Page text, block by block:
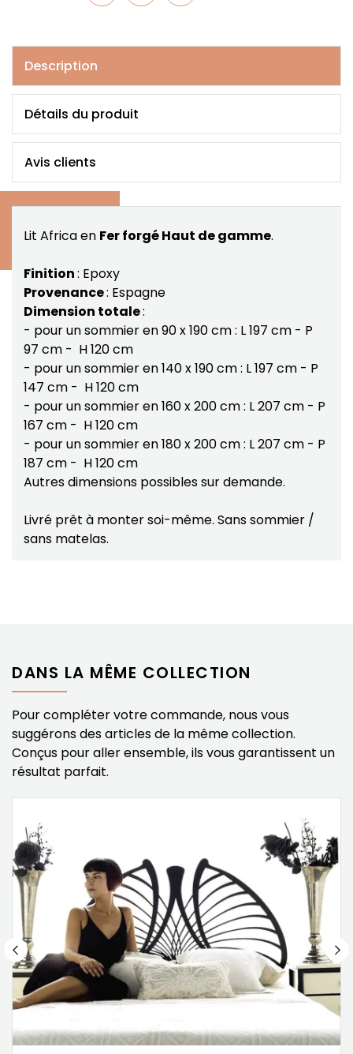
Description
Lit Africa en Fer forgé Haut de gamme.
Finition: Epoxy
Provenance: Espagne
Dimension totale:
- pour un sommier en 90 x 190 cm : L 197 cm - P
97 cm - H 120 cm
- pour un sommier en 140 x 190 cm : L 197 cm - P
147 cm - H 120 cm
- pour un sommier en 160 x 200 cm : L 207 cm - P
167 cm - H 120 cm
- pour un sommier en 180 x 200 cm : L 207 cm - P
187 cm - H 120 cm
Autres dimensions possibles sur demande.
Livré prêt à monter soi-même. Sans sommier /
sans matelas.
Détails du produit
Avis clients
DANS LA MÊME COLLECTION
Pour compléter votre commande, nous vous
suggérons des articles de la même collection.
Conçus pour aller ensemble, ils vous garantissent un
résultat parfait.